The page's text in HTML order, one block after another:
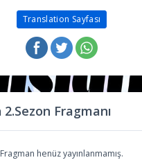
Translation Sayfası
Fragmanı
Fragman henüz yayınlanmamış.